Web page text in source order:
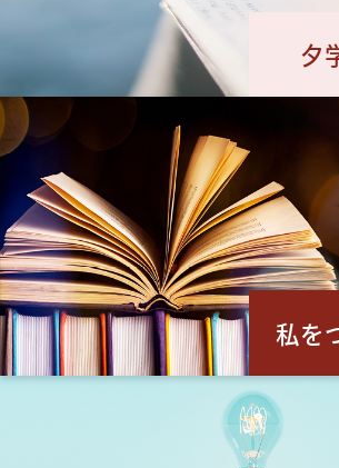
夕
私を